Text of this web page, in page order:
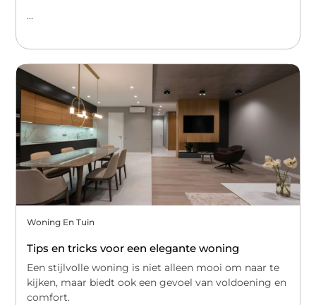
...
Woning En Tuin
Tips en tricks voor een elegante woning
Een stijlvolle woning is niet alleen mooi om naar te
kijken, maar biedt ook een gevoel van voldoening en
comfort.